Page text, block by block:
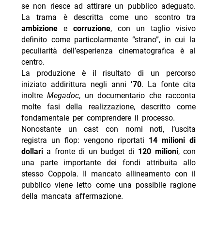
se non riesce ad attirare un pubblico adeguato.
La trama è descritta come uno scontro tra
ambizionee corruzione, con un taglio visivo
definito come particolarmente “strano”, in cui la
peculiarità dell’esperienza cinematografica è al
centro.
La produzione è il risultato di un percorso
iniziato addirittura negli anni’70. La fonte cita
inoltre Megadoc, un documentario che racconta
molte fasi della realizzazione, descritto come
fondamentale per comprendere il processo.
Nonostante un cast con nomi noti, l’uscita
registra un flop: vengono riportati 14 milioni di
dollaria fronte di un budget di 120 milioni, con
una parte importante dei fondi attribuita allo
stesso Coppola. Il mancato allineamento con il
pubblico viene letto come una possibile ragione
della mancata affermazione.